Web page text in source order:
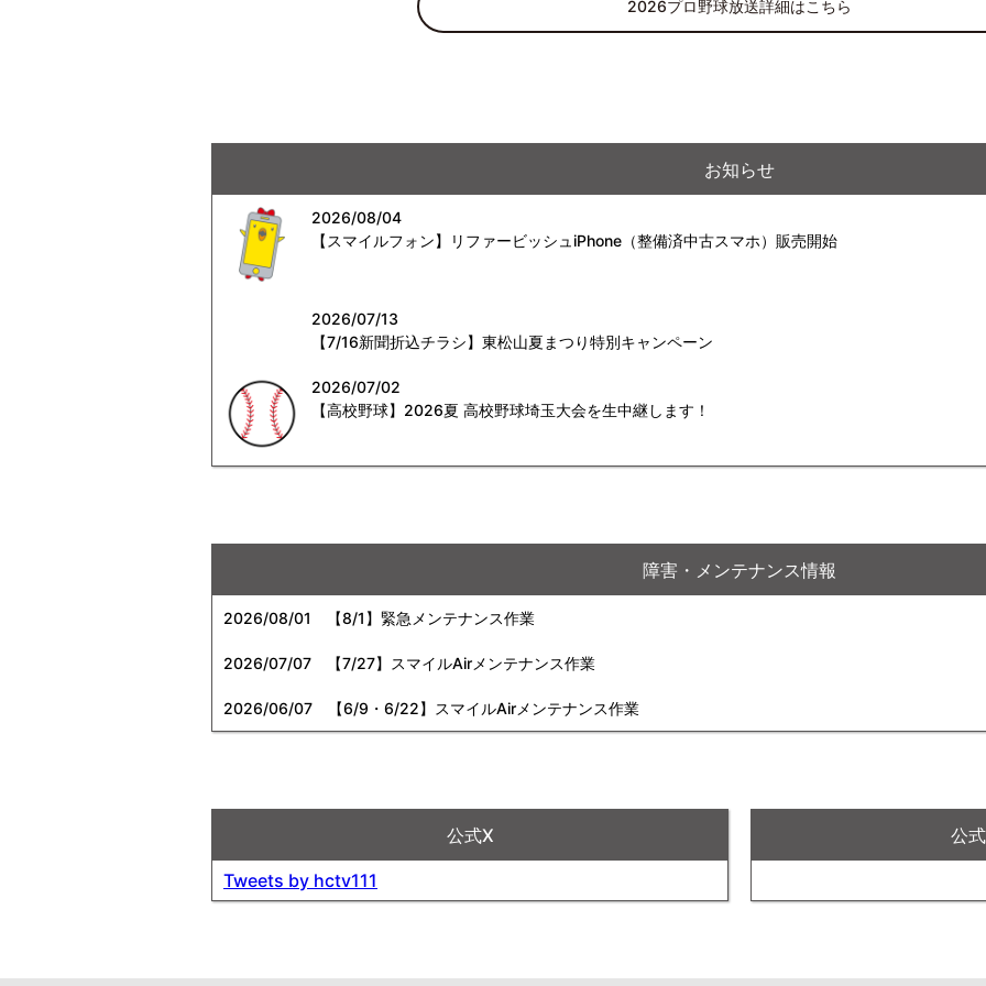
2026プロ野球放送詳細はこちら
お知らせ
2026/08/04
【スマイルフォン】リファービッシュiPhone（整備済中古スマホ）販売開始
2026/07/13
【7/16新聞折込チラシ】東松山夏まつり特別キャンペーン
2026/07/02
【高校野球】2026夏 高校野球埼玉大会を生中継します！
障害・メンテナンス情報
2026/08/01 【8/1】緊急メンテナンス作業
2026/07/07 【7/27】スマイルAirメンテナンス作業
2026/06/07 【6/9・6/22】スマイルAirメンテナンス作業
公式X
Tweets by hctv111
公